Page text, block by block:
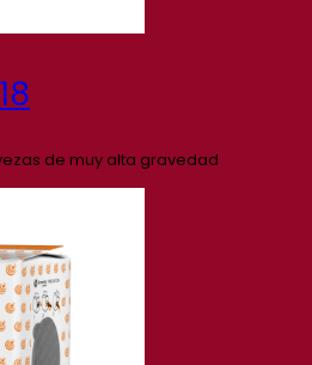
de muy alta gravedad